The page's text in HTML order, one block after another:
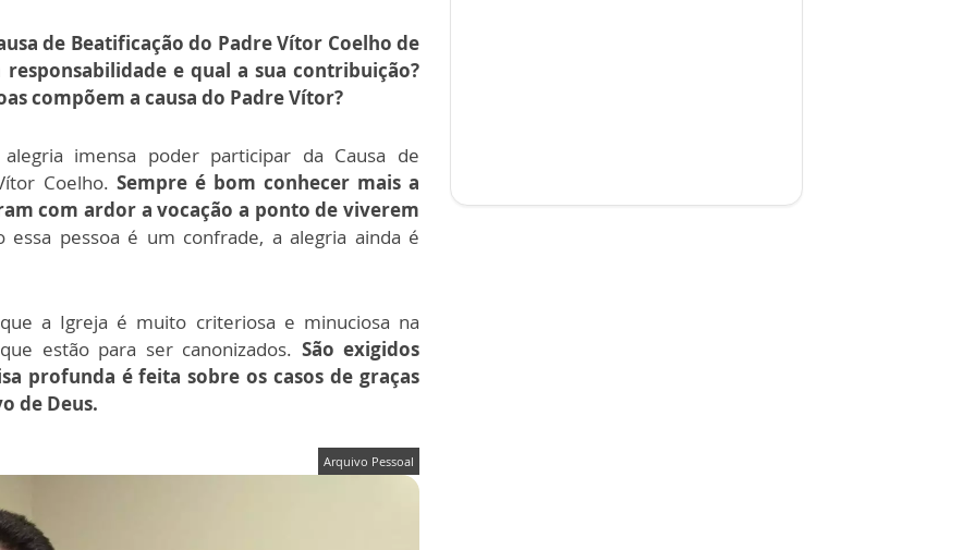
de Beatificação do Padre Vítor Coelho de
e qual a sua contribuição?
compõem a causa do Padre Vítor?
imensa poder participar da Causa de
Coelho. Sempre é bom conhecer mais a
com ardor a vocação a ponto de viverem
essa pessoa é um confrade, a alegria ainda é
a Igreja é muito criteriosa e minuciosa na
estão para ser canonizados. São exigidos
profunda é feita sobre os casos de graças
de Deus.
Arquivo Pessoal